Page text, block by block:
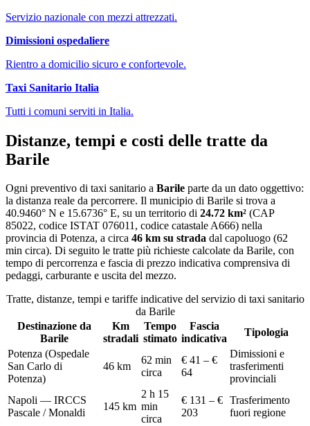
Servizio nazionale con mezzi attrezzati.
Dimissioni ospedaliere
Rientro a domicilio sicuro e confortevole.
Taxi Sanitario Italia
Tutti i comuni serviti in Italia.
Distanze, tempi e costi delle tratte da
Barile
Ogni preventivo di taxi sanitario a Barile parte da un dato oggettivo:
la distanza reale da percorrere. Il municipio di Barile si trova a
40.9460° N e 15.6736° E, su un territorio di 24.72 km² (CAP
85022, codice ISTAT 076011, codice catastaleA666) nella
provincia di Potenza, a circa 46 km su strada dal capoluogo (62
min circa). Di seguito le tratte più richieste calcolate da Barile, con
tempo di percorrenza e fascia di prezzo indicativa comprensiva di
pedaggi, carburante e uscita del mezzo.
Tratte, distanze, tempi e tariffe indicative del servizio di taxi sanitario
da Barile
Destinazione da
Barile
Km
stradali
Tempo
stimato
Fascia
indicativa
Tipologia
Potenza (Ospedale
San Carlo di
Potenza)
46 km
62 min
circa
€ 41 – €
64
Dimissioni e
trasferimenti
provinciali
Napoli — IRCCS
Pascale / Monaldi
145 km
2 h 15
min
circa
€ 131 – €
203
Trasferimento
fuori regione